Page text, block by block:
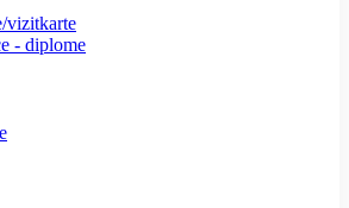
vizitkarte
- diplome